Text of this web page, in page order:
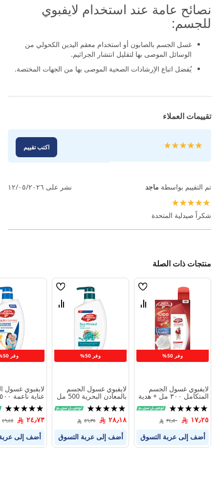
نصائح عامة عند استخدام لايفبوي
للجسم:
غسل الجسم بالصابون أو استخدام معقم اليدين الكحولي من
الوسائل الموصى بها لتقليل انتشار الجراثيم.
يُفضل اتباع الإرشادات الصحية الموصى بها من الجهات المختصة.
تقييمات العملاء
تقييم:
اكتب تقييم
تم التقييم بواسطة ماجد نشر على ١٢/٠٥/٢٠٢٦
100%
شكراً صيدلية المتحدة
منتجات ذات الصلة
وفر 50%
قائمة
قارن
لايفبوي غسول الجسم
المتكامل ٣٠٠ مل + هدية
تقييم:
100%
١٧٫٢٥ ٣٤٫٥٠
أضف إلى عربة التسوق
وفر 50%
قائمة
قارن
لايفبوي غسول الجسم
بالمعادن البحرية 500 مل
تقييم:
100%
٢٨٫١٨ ٥٦٫٣٥
أضف إلى عربة التسوق
وفر 50%
لايفبوي غسول
عناية ناعمة ٥٠٠ مل
تقييم:
100%
٢٤٫٧٣ ٤٩٫٤٥
أضف إلى